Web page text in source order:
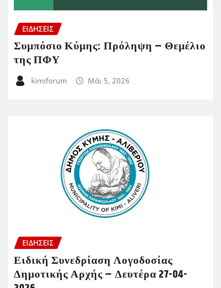
ΕΙΔΗΣΕΙΣ
Συμπόσιο Κύμης: Πρόληψη – Θεμέλιο
της ΠΦΥ
kimiforum Μάι 5, 2026
ΕΙΔΗΣΕΙΣ
Ειδική Συνεδρίαση Λογοδοσίας
Δημοτικής Αρχής – Δευτέρα 27-04-